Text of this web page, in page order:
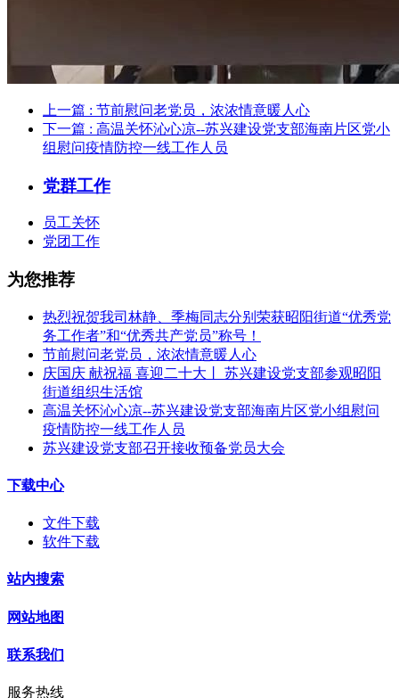
上一篇 : 节前慰问老党员，浓浓情意暖人心
下一篇 : 高温关怀沁心凉--苏兴建设党支部海南片区党小
组慰问疫情防控一线工作人员
党群工作
员工关怀
党团工作
为您推荐
热烈祝贺我司林静、季梅同志分别荣获昭阳街道“优秀党
务工作者”和“优秀共产党员”称号！
节前慰问老党员，浓浓情意暖人心
庆国庆 献祝福 喜迎二十大丨 苏兴建设党支部参观昭阳
街道组织生活馆
高温关怀沁心凉--苏兴建设党支部海南片区党小组慰问
疫情防控一线工作人员
苏兴建设党支部召开接收预备党员大会
下载中心
文件下载
软件下载
站内搜索
网站地图
联系我们
服务热线